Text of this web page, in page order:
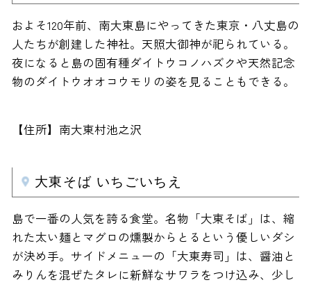
およそ120年前、南大東島にやってきた東京・八丈島の
人たちが創建した神社。天照大御神が祀られている。
夜になると島の固有種ダイトウコノハズクや天然記念
物のダイトウオオコウモリの姿を見ることもできる。
【住所】南大東村池之沢
大東そば いちごいちえ
島で一番の人気を誇る食堂。名物「大東そば」は、縮
れた太い麺とマグロの燻製からとるという優しいダシ
が決め手。サイドメニューの「大東寿司」は、醤油と
みりんを混ぜたタレに新鮮なサワラをつけ込み、少し